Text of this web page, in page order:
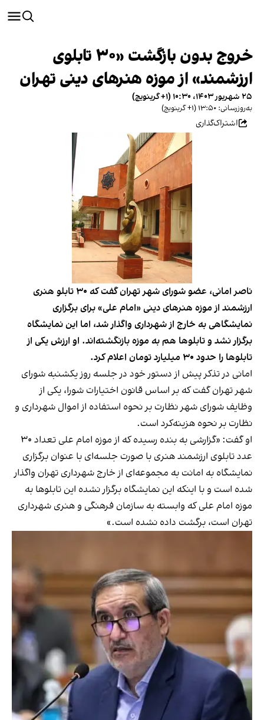
خروج بدون بازگشت «۳۰ تابلوی
ارزشمند» از موزه‌ هنرهای دینی تهران
۲۵ شهریور ۱۴۰۳، ۱۰:۳۰ (‎+۱ گرینویچ)
به‌روزرسانی: ۱۳:۵۰ (‎+۱ گرینویچ)
اشتراک‌گذاری
ناصر امانی، عضو شورای شهر تهران گفت که ۳۰ تابلو هنری
ارزشمند از موزه هنرهای دینی «امام علی» برای برگزاری
نمایشگاهی به خارج از شهرداری واگذار شد، اما این نمایشگاه
برگزار نشد و تابلوها هم به موزه بازنگشته‌اند. او ارزش یکی از
تابلوها را حدود ۳۰ میلیارد تومان اعلام کرد.
امانی در تذکر پیش از دستور خود در جلسه روز یکشنبه شورای
شهر تهران گفت که بر اساس قانون اختیارات شورا، یکی از
وظایف شورای شهر نظارت بر نحوه استفاده از اموال شهرداری و
نظارت بر نحوه هزینه‌کرد است.
او گفت: «گزارشی به بنده رسیده که از موزه امام علی تعداد ۳۰
عدد تابلوی ارزشمند هنری با صورت جلسه‌ای با عنوان برگزاری
نمایشگاه به امانت به مجموعه‌ای از خارج شهرداری تهران واگذار
شده است و با اینکه این نمایشگاه برگزار نشده این تابلوها به
موزه امام علی که وابسته به سازمان فرهنگی و هنری شهرداری
تهران است، برگشت داده نشده است.»